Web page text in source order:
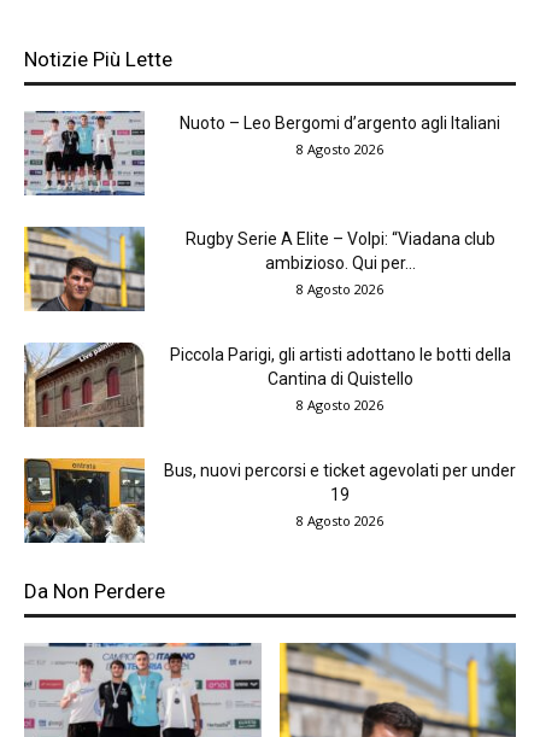
Notizie Più Lette
Nuoto – Leo Bergomi d’argento agli Italiani
8 Agosto 2026
Rugby Serie A Elite – Volpi: “Viadana club
ambizioso. Qui per...
8 Agosto 2026
Piccola Parigi, gli artisti adottano le botti della
Cantina di Quistello
8 Agosto 2026
Bus, nuovi percorsi e ticket agevolati per under
19
8 Agosto 2026
Da Non Perdere